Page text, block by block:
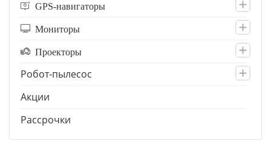
GPS-навигаторы
Мониторы
Проекторы
Робот-пылесос
Акции
Рассрочки